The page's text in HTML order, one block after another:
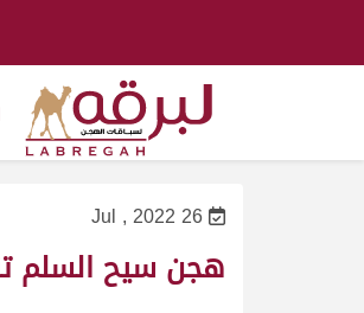
26 Jul , 2022
هجن سيح السلم